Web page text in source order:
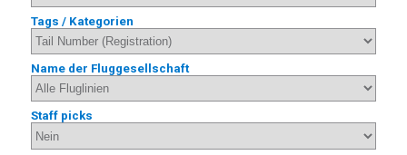
Tags / Kategorien
Name der Fluggesellschaft
Staff picks